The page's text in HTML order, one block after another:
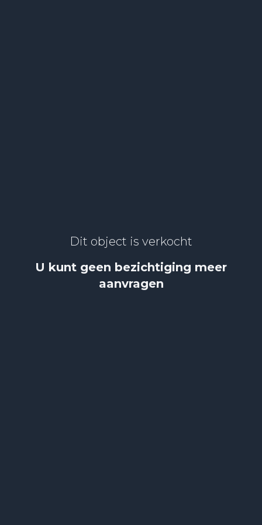
Dit object is verkocht
U kunt geen bezichtiging meer
aanvragen